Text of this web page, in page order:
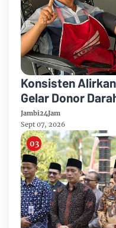
Konsisten
Gelar Donor
Anniversary
Jambi24Jam
Sept 07, 2026